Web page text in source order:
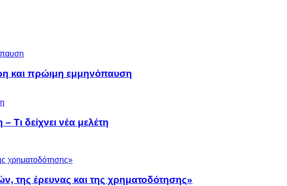
και πρώιμη εμμηνόπαυση
Τι δείχνει νέα μελέτη
της έρευνας και της χρηματοδότησης»